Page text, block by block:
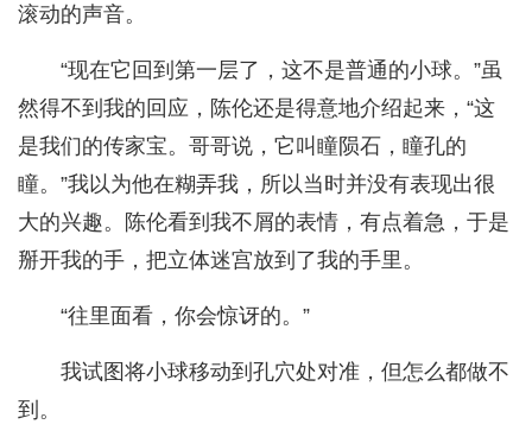
滚动的声音。
“现在它回到第一层了，这不是普通的小球。”虽
然得不到我的回应，陈伦还是得意地介绍起来，“这
是我们的传家宝。哥哥说，它叫瞳陨石，瞳孔的
瞳。”我以为他在糊弄我，所以当时并没有表现出很
大的兴趣。陈伦看到我不屑的表情，有点着急，于是
掰开我的手，把立体迷宫放到了我的手里。
“往里面看，你会惊讶的。”
我试图将小球移动到孔穴处对准，但怎么都做不
到。